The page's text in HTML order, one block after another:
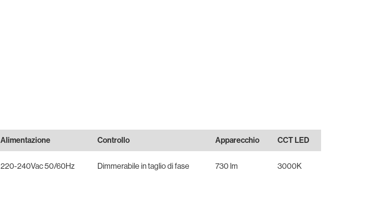
Alimentazione Controllo Apparecchio CCT LED
220-240Vac 50/60Hz Dimmerabile in taglio di fase 730 lm 3000K